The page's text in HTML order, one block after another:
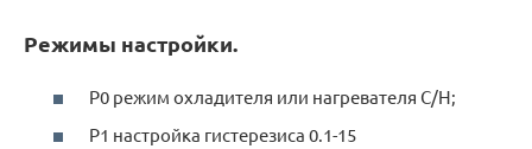
Режимы настройки.
P0 режим охладителя или нагревателя C/H;
P1 настройка гистерезиса 0.1-15